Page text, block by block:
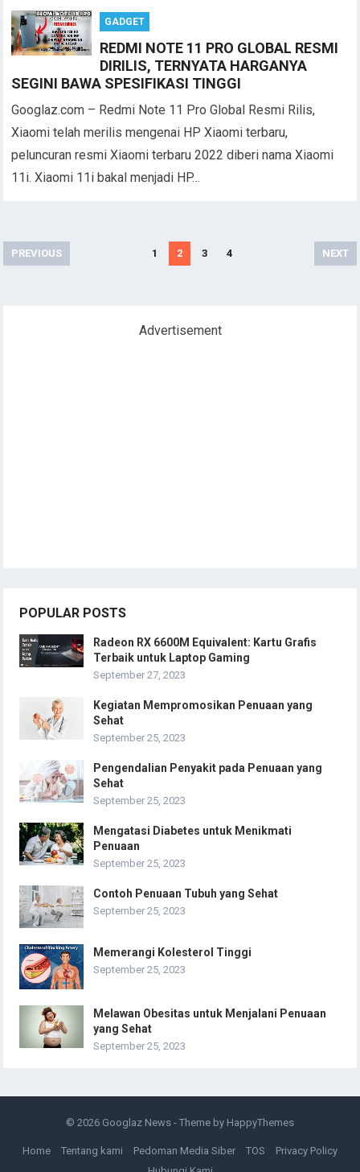
GADGET
REDMI NOTE 11 PRO GLOBAL RESMI
DIRILIS, TERNYATA HARGANYA
SEGINI BAWA SPESIFIKASI TINGGI
Googlaz.com – Redmi Note 11 Pro Global Resmi Rilis,
Xiaomi telah merilis mengenai HP Xiaomi terbaru,
peluncuran resmi Xiaomi terbaru 2022 diberi nama Xiaomi
11i. Xiaomi 11i bakal menjadi HP…
Paginasi
pos
PREVIOUS 1 2 3 4 NEXT
Advertisement
POPULAR POSTS
Radeon RX 6600M Equivalent: Kartu Grafis
Terbaik untuk Laptop Gaming
September 27, 2023
Kegiatan Mempromosikan Penuaan yang
Sehat
September 25, 2023
Pengendalian Penyakit pada Penuaan yang
Sehat
September 25, 2023
Mengatasi Diabetes untuk Menikmati
Penuaan
September 25, 2023
Contoh Penuaan Tubuh yang Sehat
September 25, 2023
Memerangi Kolesterol Tinggi
September 25, 2023
Melawan Obesitas untuk Menjalani Penuaan
yang Sehat
September 25, 2023
© 2026 Googlaz News - Theme by HappyThemes
Home Tentang kami Pedoman Media Siber TOS
Privacy Policy